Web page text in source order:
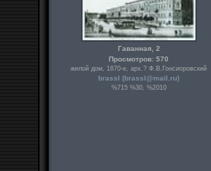
Гаванная, 2
Просмотров: 570
жилой дом, 1870-е, арх.? Ф.В.Гонсиоровский
brassl (brassl@mail.ru)
%715 %30, %2010